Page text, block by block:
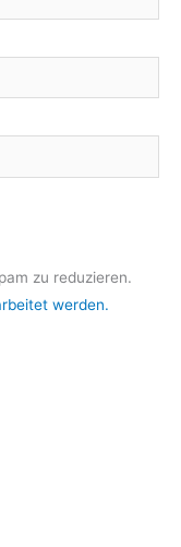
zu reduzieren.
werden.